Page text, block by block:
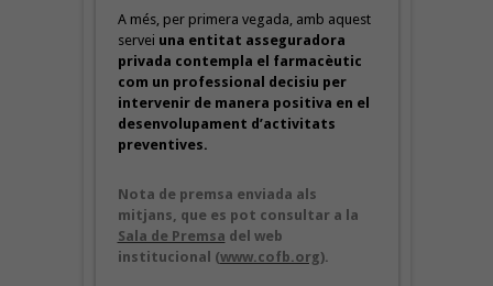
A més, per primera vegada, amb aquest
servei una entitat asseguradora
privada contempla el farmacèutic
com un professional decisiu per
intervenir de manera positiva en el
desenvolupament d’activitats
preventives.
Nota de premsa enviada als
mitjans, que es pot consultar a la
Sala de Premsa del web
institucional (www.cofb.org).